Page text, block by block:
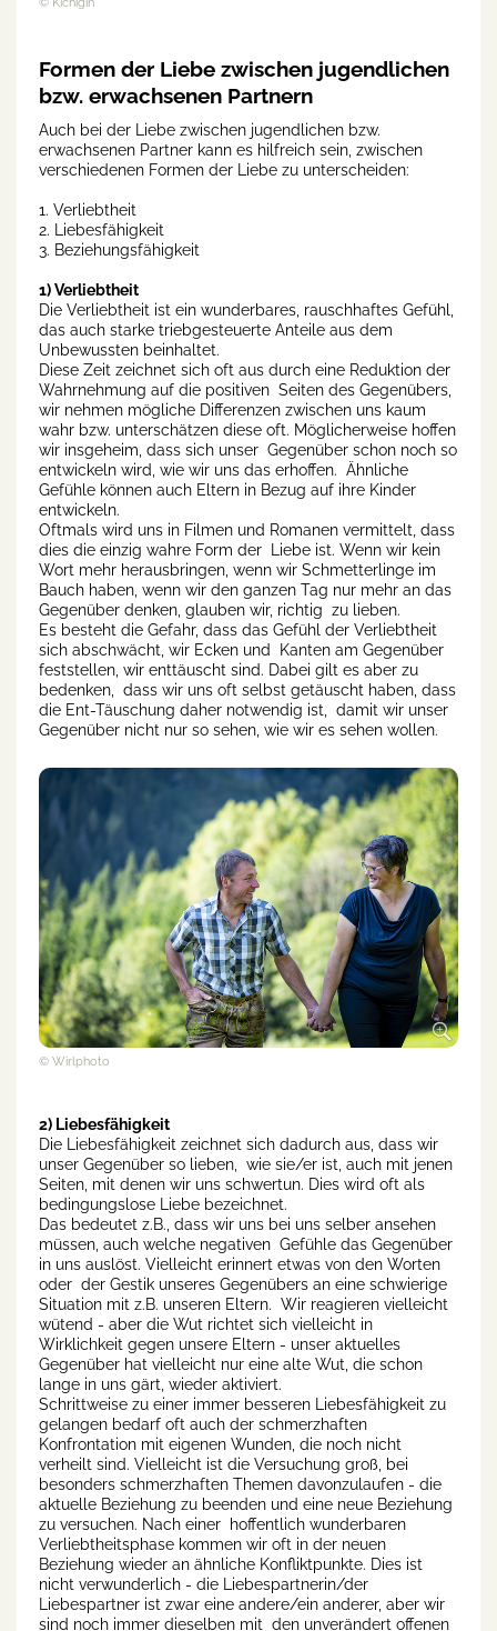
© Kichigin
Formen der Liebe zwischen jugendlichen
bzw. erwachsenen Partnern
Auch bei der Liebe zwischen jugendlichen bzw.
erwachsenen Partner kann es hilfreich sein, zwischen
verschiedenen Formen der Liebe zu unterscheiden:
1. Verliebtheit
2. Liebesfähigkeit
3. Beziehungsfähigkeit
1) Verliebtheit
Die Verliebtheit ist ein wunderbares, rauschhaftes Gefühl,
das auch starke triebgesteuerte Anteile aus dem
Unbewussten beinhaltet.
Diese Zeit zeichnet sich oft aus durch eine Reduktion der
Wahrnehmung auf die positiven Seiten des Gegenübers,
wir nehmen mögliche Differenzen zwischen uns kaum
wahr bzw. unterschätzen diese oft. Möglicherweise hoffen
wir insgeheim, dass sich unser Gegenüber schon noch so
entwickeln wird, wie wir uns das erhoffen. Ähnliche
Gefühle können auch Eltern in Bezug auf ihre Kinder
entwickeln.
Oftmals wird uns in Filmen und Romanen vermittelt, dass
dies die einzig wahre Form der Liebe ist. Wenn wir kein
Wort mehr herausbringen, wenn wir Schmetterlinge im
Bauch haben, wenn wir den ganzen Tag nur mehr an das
Gegenüber denken, glauben wir, richtig zu lieben.
Es besteht die Gefahr, dass das Gefühl der Verliebtheit
sich abschwächt, wir Ecken und Kanten am Gegenüber
feststellen, wir enttäuscht sind. Dabei gilt es aber zu
bedenken, dass wir uns oft selbst getäuscht haben, dass
die Ent-Täuschung daher notwendig ist, damit wir unser
Gegenüber nicht nur so sehen, wie wir es sehen wollen.
© Wirlphoto
2) Liebesfähigkeit
Die Liebesfähigkeit zeichnet sich dadurch aus, dass wir
unser Gegenüber so lieben, wie sie/er ist, auch mit jenen
Seiten, mit denen wir uns schwertun. Dies wird oft als
bedingungslose Liebe bezeichnet.
Das bedeutet z.B., dass wir uns bei uns selber ansehen
müssen, auch welche negativen Gefühle das Gegenüber
in uns auslöst. Vielleicht erinnert etwas von den Worten
oder der Gestik unseres Gegenübers an eine schwierige
Situation mit z.B. unseren Eltern. Wir reagieren vielleicht
wütend - aber die Wut richtet sich vielleicht in
Wirklichkeit gegen unsere Eltern - unser aktuelles
Gegenüber hat vielleicht nur eine alte Wut, die schon
lange in uns gärt, wieder aktiviert.
Schrittweise zu einer immer besseren Liebesfähigkeit zu
gelangen bedarf oft auch der schmerzhaften
Konfrontation mit eigenen Wunden, die noch nicht
verheilt sind. Vielleicht ist die Versuchung groß, bei
besonders schmerzhaften Themen davonzulaufen - die
aktuelle Beziehung zu beenden und eine neue Beziehung
zu versuchen. Nach einer hoffentlich wunderbaren
Verliebtheitsphase kommen wir oft in der neuen
Beziehung wieder an ähnliche Konfliktpunkte. Dies ist
nicht verwunderlich - die Liebespartnerin/der
Liebespartner ist zwar eine andere/ein anderer, aber wir
sind noch immer dieselben mit den unverändert offenen